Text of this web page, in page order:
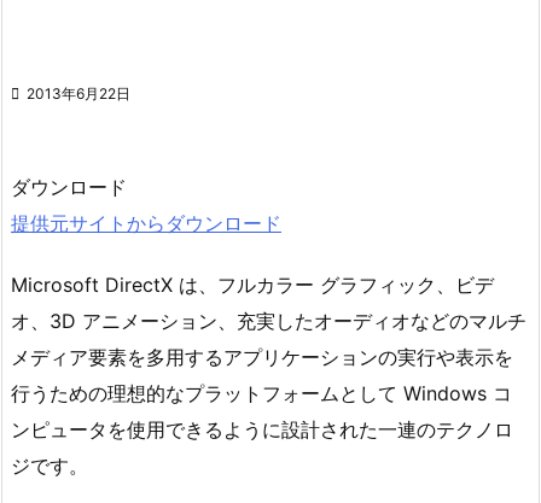
 2013年6月22日
ダウンロード
提供元サイトからダウンロード
Microsoft DirectX は、フルカラー グラフィック、ビデ
オ、3D アニメーション、充実したオーディオなどのマルチ
メディア要素を多用するアプリケーションの実行や表示を
行うための理想的なプラットフォームとして Windows コ
ンピュータを使用できるように設計された一連のテクノロ
ジです。